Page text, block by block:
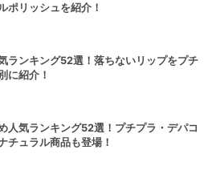
ポリッシュを紹介！
ランキング52選！落ちないリップをプチ
に紹介！
人気ランキング52選！プチプラ・デパコ
チュラル商品も登場！